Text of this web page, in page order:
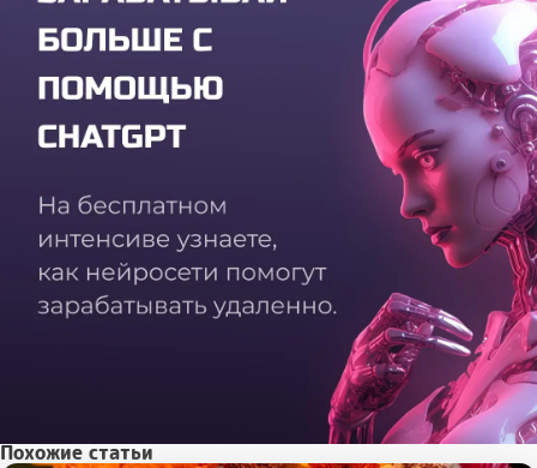
Похожие статьи